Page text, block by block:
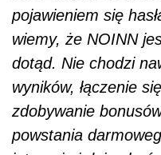
pojawieniem się
wiemy, że NOINN
dotąd. Nie chodzi
wyników, łączenie
zdobywanie
powstania